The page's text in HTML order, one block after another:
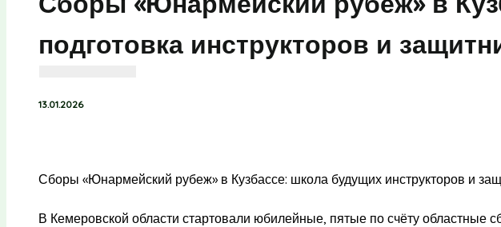
подготовка инструкторов и
13.01.2026
Сборы «Юнармейский рубеж» в Кузбассе: школа будущих инструкторов и
В Кемеровской области стартовали юбилейные, пятые по счёту областные